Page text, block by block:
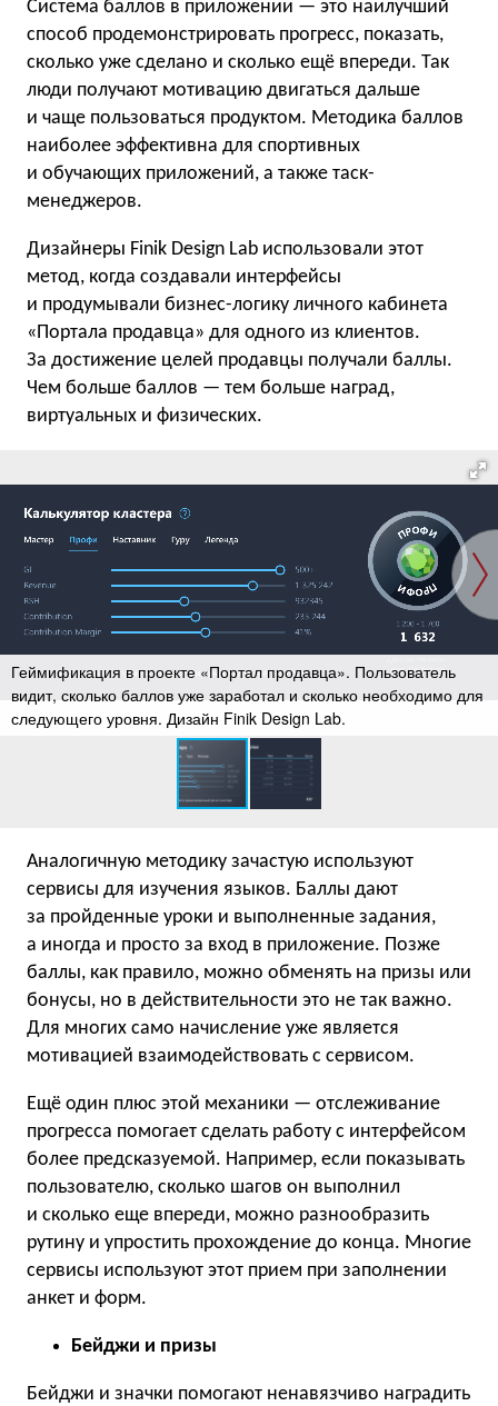
Система баллов в приложении — это наилучший
способ продемонстрировать прогресс, показать,
сколько уже сделано и сколько ещё впереди. Так
люди получают мотивацию двигаться дальше
и чаще пользоваться продуктом. Методика баллов
наиболее эффективна для спортивных
и обучающих приложений, а также таск-
менеджеров.
Дизайнеры Finik Design Lab использовали этот
метод, когда создавали интерфейсы
и продумывали бизнес-логику личного кабинета
«Портала продавца» для одного из клиентов.
За достижение целей продавцы получали баллы.
Чем больше баллов — тем больше наград,
виртуальных и физических.
Геймификация в проекте «Портал продавца». Пользователь
видит, сколько баллов уже заработал и сколько необходимо для
следующего уровня. Дизайн Finik Design Lab.
Аналогичную методику зачастую используют
сервисы для изучения языков. Баллы дают
за пройденные уроки и выполненные задания,
а иногда и просто за вход в приложение. Позже
баллы, как правило, можно обменять на призы или
бонусы, но в действительности это не так важно.
Для многих само начисление уже является
мотивацией взаимодействовать с сервисом.
Ещё один плюс этой механики — отслеживание
прогресса помогает сделать работу с интерфейсом
более предсказуемой. Например, если показывать
пользователю, сколько шагов он выполнил
и сколько еще впереди, можно разнообразить
рутину и упростить прохождение до конца. Многие
сервисы используют этот прием при заполнении
анкет и форм.
Бейджи и призы
Бейджи и значки помогают ненавязчиво наградить